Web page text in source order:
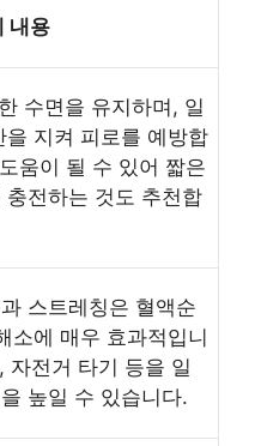
내용
수면을 유지하며, 일
지켜 피로를 예방합
움이 될 수 있어 짧은
전하는 것도 추천합
스트레칭은 혈액순
소에 매우 효과적입니
자전거 타기 등을 일
높일 수 있습니다.